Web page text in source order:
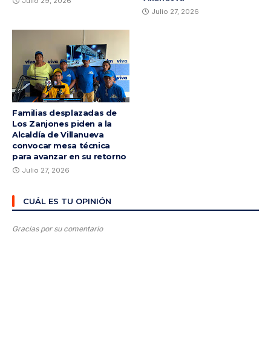
Julio 27, 2026
Familias desplazadas de
Los Zanjones piden a la
Alcaldía de Villanueva
convocar mesa técnica
para avanzar en su retorno
Julio 27, 2026
CUÁL ES TU OPINIÓN
Gracias por su comentario